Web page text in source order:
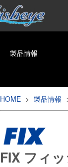
製品情報
HOME > 製品情報
FIX フィ